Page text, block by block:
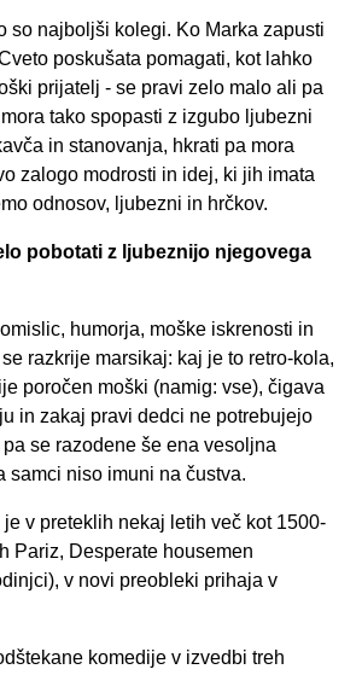
so najboljši kolegi. Ko Marka zapusti
poskušata pomagati, kot lahko
prijatelj - se pravi zelo malo ali pa
tako spopasti z izgubo ljubezni
in stanovanja, hkrati pa mora
zalogo modrosti in idej, ki jih imata
odnosov, ljubezni in hrčkov.
pobotati z ljubeznijo njegovega
humorja, moške iskrenosti in
razkrije marsikaj: kaj je to retro-kola,
poročen moški (namig: vse), čigava
in zakaj pravi dedci ne potrebujejo
se razodene še ena vesoljna
samci niso imuni na čustva.
v preteklih nekaj letih več kot 1500-
Pariz, Desperate housemen
v novi preobleki prihaja v
komedije v izvedbi treh